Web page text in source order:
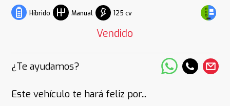
Híbrido Manual 125 cv
Vendido
¿Te ayudamos?
Este vehículo te hará feliz por...